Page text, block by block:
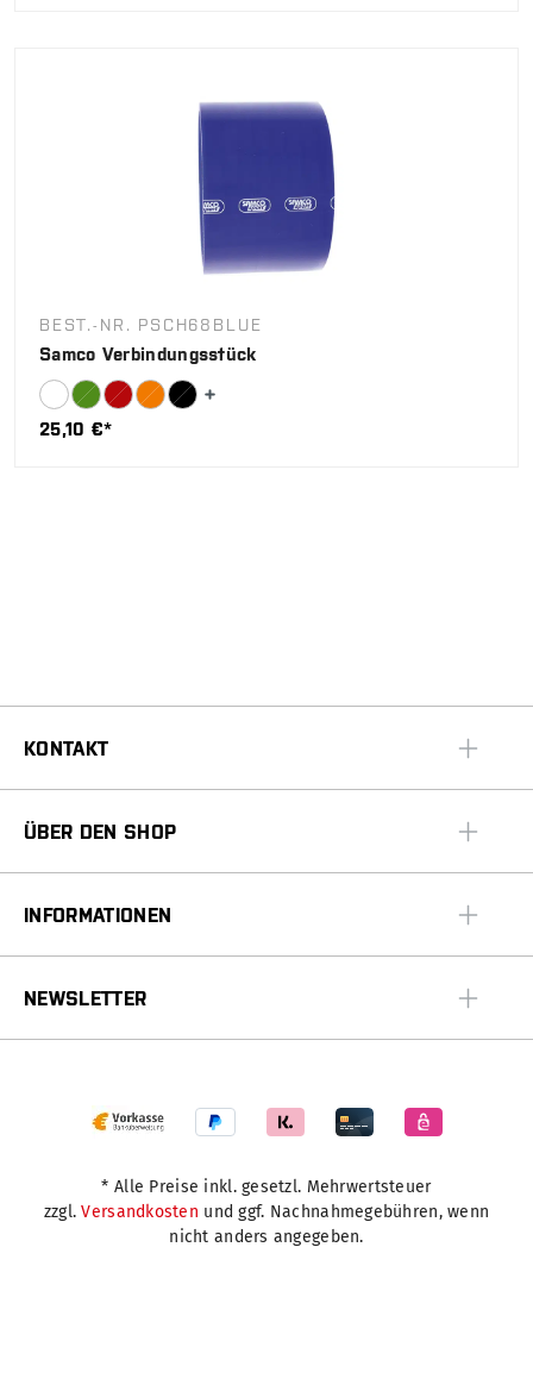
BEST.-NR. PSCH68BLUE
Samco Verbindungsstück
25,10 €*
KONTAKT
ÜBER DEN SHOP
INFORMATIONEN
NEWSLETTER
* Alle Preise inkl. gesetzl. Mehrwertsteuer
zzgl.Versandkosten und ggf. Nachnahmegebühren, wenn
nicht anders angegeben.